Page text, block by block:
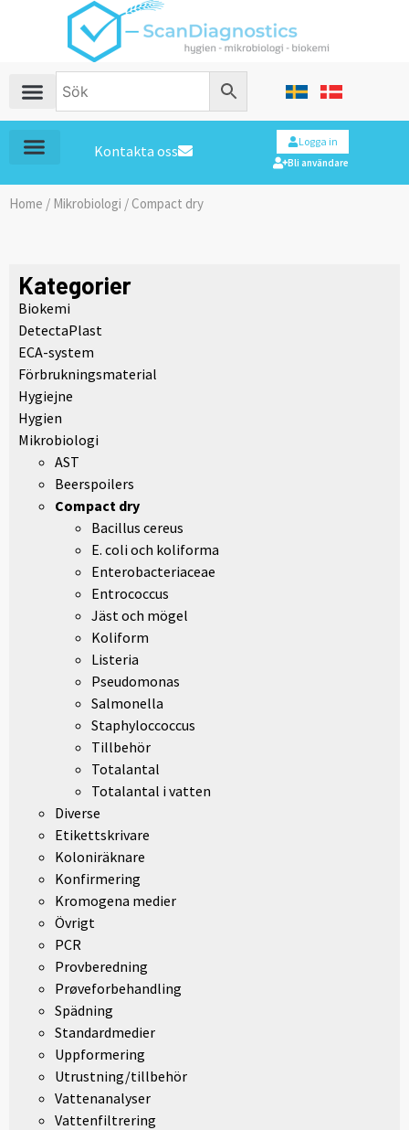
Kontakta oss
Logga in
Bli användare
Home / Mikrobiologi / Compact dry
Kategorier
Biokemi
DetectaPlast
ECA-system
Förbrukningsmaterial
Hygiejne
Hygien
Mikrobiologi
AST
Beerspoilers
Compact dry
Bacillus cereus
E. coli och koliforma
Enterobacteriaceae
Entrococcus
Jäst och mögel
Koliform
Listeria
Pseudomonas
Salmonella
Staphyloccoccus
Tillbehör
Totalantal
Totalantal i vatten
Diverse
Etikettskrivare
Koloniräknare
Konfirmering
Kromogena medier
Övrigt
PCR
Provberedning
Prøveforbehandling
Spädning
Standardmedier
Uppformering
Utrustning/tillbehör
Vattenanalyser
Vattenfiltrering